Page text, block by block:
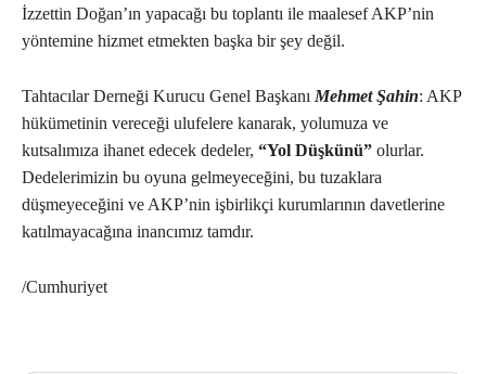
İzzettin Doğan’ın yapacağı bu toplantı ile maalesef AKP’nin
yöntemine hizmet etmekten başka bir şey değil.
Tahtacılar Derneği Kurucu Genel Başkanı Mehmet Şahin: AKP
hükümetinin vereceği ulufelere kanarak, yolumuza ve
kutsalımıza ihanet edecek dedeler, “Yol Düşkünü” olurlar.
Dedelerimizin bu oyuna gelmeyeceğini, bu tuzaklara
düşmeyeceğini ve AKP’nin işbirlikçi kurumlarının davetlerine
katılmayacağına inancımız tamdır.
/Cumhuriyet